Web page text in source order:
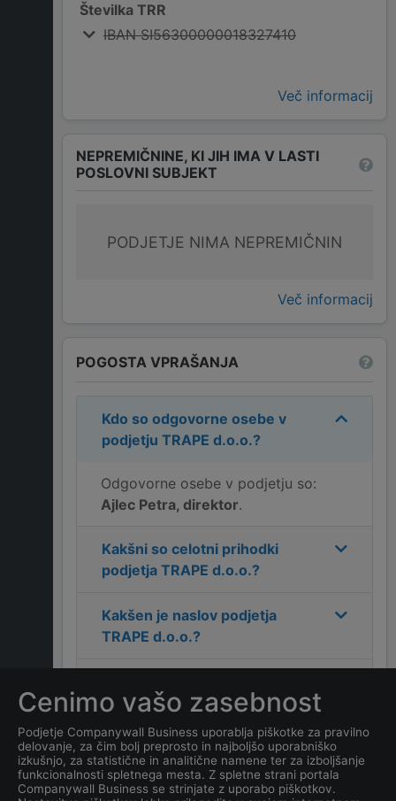
Številka TRR
IBAN SI56300000018327410
Več informacij
NEPREMIČNINE, KI JIH IMA V LASTI
POSLOVNI SUBJEKT
PODJETJE NIMA NEPREMIČNIN
Več informacij
POGOSTA VPRAŠANJA
Kdo so odgovorne osebe v
podjetju TRAPE d.o.o.?
Odgovorne osebe v podjetju so:
Ajlec Petra, direktor.
Kakšni so celotni prihodki
podjetja TRAPE d.o.o.?
Kakšen je naslov podjetja
TRAPE d.o.o.?
TRAPE d.o.o.?
Koliko zaposlenih ima
podjetjeTRAPE d.o.o.?
Cenimo vašo zasebnost
Podjetje Companywall Business uporablja piškotke za pravilno
delovanje, za čim bolj preprosto in najboljšo uporabniško
izkušnjo, za statistične in analitične namene ter za izboljšanje
funkcionalnosti spletnega mesta. Z spletne strani portala
Companywall Business se strinjate z uporabo piškotkov.